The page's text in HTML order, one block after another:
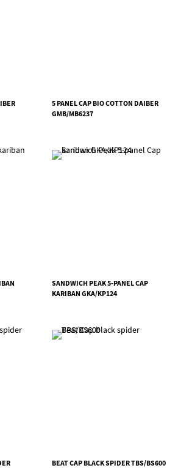
5 PANEL CAP BIO COTTON DAIBER
GMB/MB6237
SANDWICH PEAK 5-PANEL CAP
KARIBAN GKA/KP124
BEAT CAP BLACK SPIDER TBS/BS600